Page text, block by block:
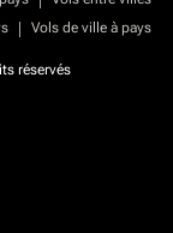
| Vols de ville à pays
réservés